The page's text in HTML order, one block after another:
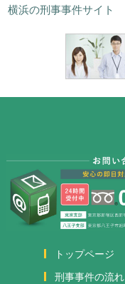
横浜の刑事事件サイト
トップページ
刑事事件の流れ